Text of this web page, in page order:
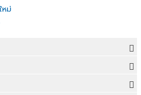
หม่